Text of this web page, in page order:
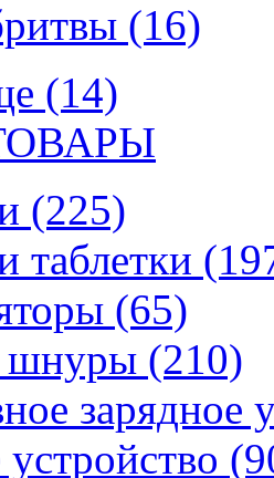
(16)
(14)
(225)
таблетки
(65)
шнуры (210)
зарядное